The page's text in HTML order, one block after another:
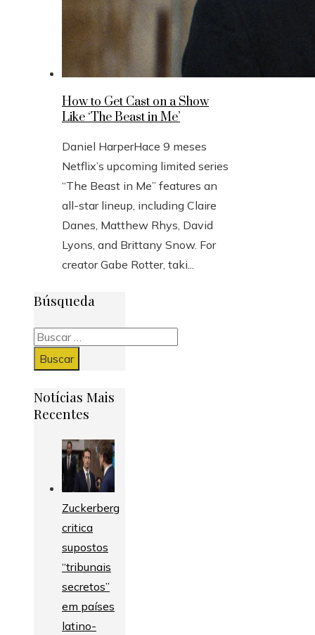
How to Get Cast on a Show
Like ‘The Beast in Me’
Daniel HarperHace 9 meses
Netflix’s upcoming limited series
“The Beast in Me” features an
all-star lineup, including Claire
Danes, Matthew Rhys, David
Lyons, and Brittany Snow. For
creator Gabe Rotter, taki...
Búsqueda
Buscar:
Notícias Mais
Recentes
Zuckerberg
critica
supostos
“tribunais
secretos”
em países
latino-